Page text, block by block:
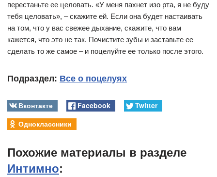
перестаньте ее целовать. «У меня пахнет изо рта, я не буду
тебя целовать», – скажите ей. Если она будет настаивать
на том, что у вас свежее дыхание, скажите, что вам
кажется, что это не так. Почистите зубы и заставьте ее
сделать то же самое – и поцелуйте ее только после этого.
Подраздел: Все о поцелуях
Вконтакте Facebook
Twitter
Одноклассники
Похожие материалы в разделе
Интимно: